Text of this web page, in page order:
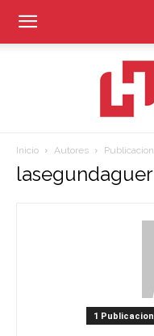
Inicio Autores
1